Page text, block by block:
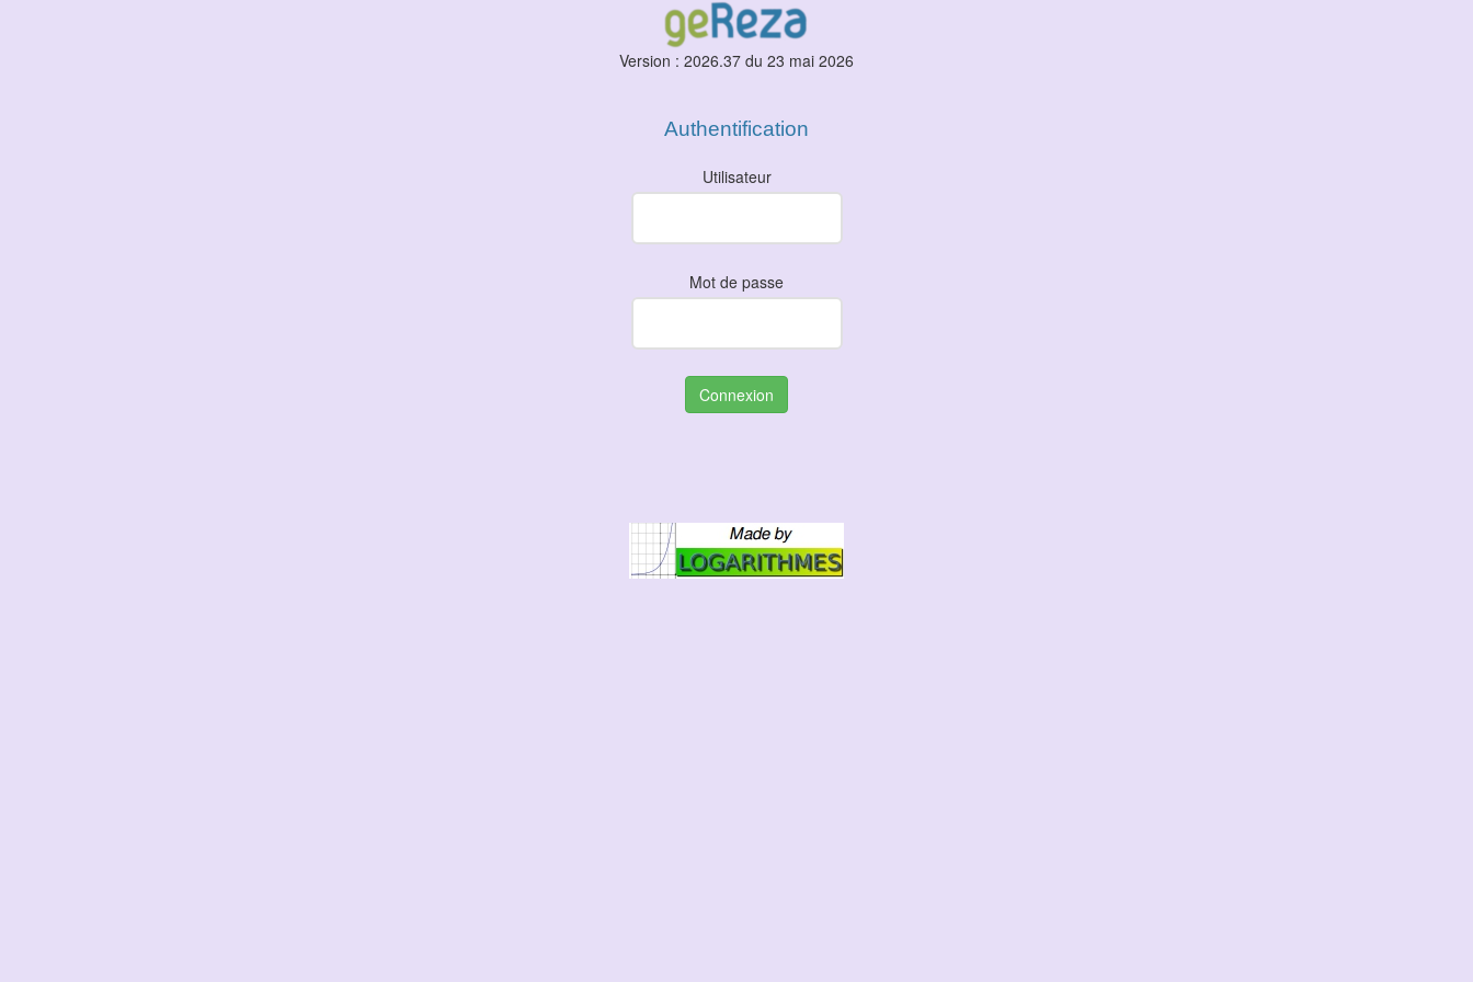
Version : 2026.37 du 23 mai 2026
Authentification
Utilisateur
Mot de passe
Connexion